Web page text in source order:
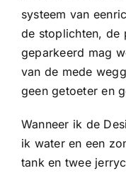
systeem van
de stoplichten, de
geparkeerd mag
van de mede
geen getoeter en
Wanneer ik de
ik water en een
tank en twee